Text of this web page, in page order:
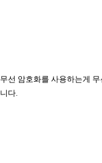
무선 암호화를 사용하는게
니다.